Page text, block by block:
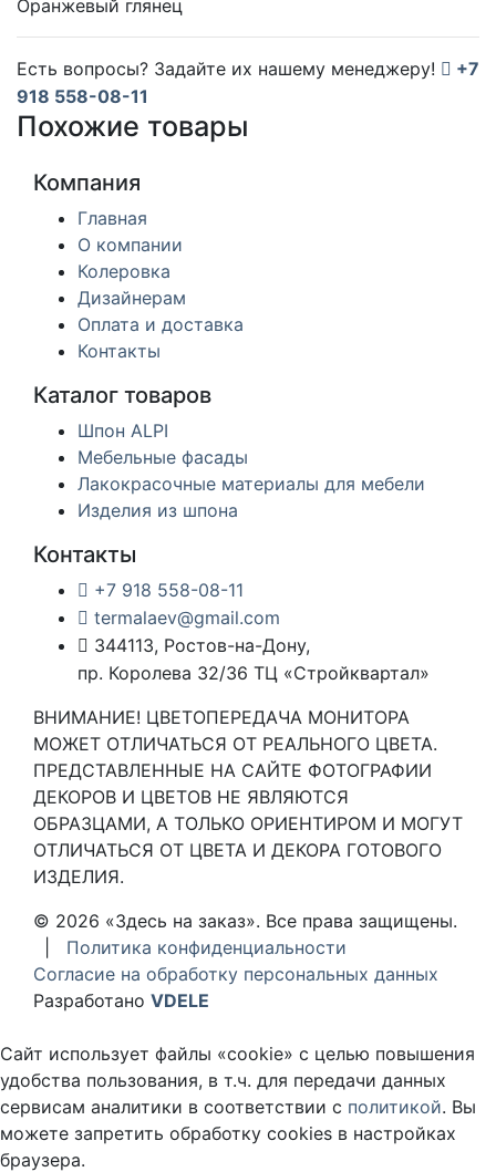
Оранжевый глянец
Есть вопросы? Задайте их нашему менеджеру!
+7
918 558-08-11
Похожие товары
Компания
Главная
О компании
Колеровка
Дизайнерам
Оплата и доставка
Контакты
Каталог товаров
Шпон ALPI
Мебельные фасады
Лакокрасочные материалы для мебели
Изделия из шпона
Контакты
+7 918 558-08-11
termalaev@gmail.com
344113, Ростов-на-Дону,
пр. Королева 32/36 ТЦ «Стройквартал»
ВНИМАНИЕ! ЦВЕТОПЕРЕДАЧА МОНИТОРА
МОЖЕТ ОТЛИЧАТЬСЯ ОТ РЕАЛЬНОГО ЦВЕТА.
ПРЕДСТАВЛЕННЫЕ НА САЙТЕ ФОТОГРАФИИ
ДЕКОРОВ И ЦВЕТОВ НЕ ЯВЛЯЮТСЯ
ОБРАЗЦАМИ, А ТОЛЬКО ОРИЕНТИРОМ И МОГУТ
ОТЛИЧАТЬСЯ ОТ ЦВЕТА И ДЕКОРА ГОТОВОГО
ИЗДЕЛИЯ.
© 2026 «Здесь на заказ». Все права защищены.
Политика конфиденциальности
Согласие на обработку персональных данных
Разработано VDELE
Сайт использует файлы «cookie» с целью повышения
удобства пользования, в т.ч. для передачи данных
сервисам аналитики в соответствии с политикой. Вы
можете запретить обработку cookies в настройках
браузера.